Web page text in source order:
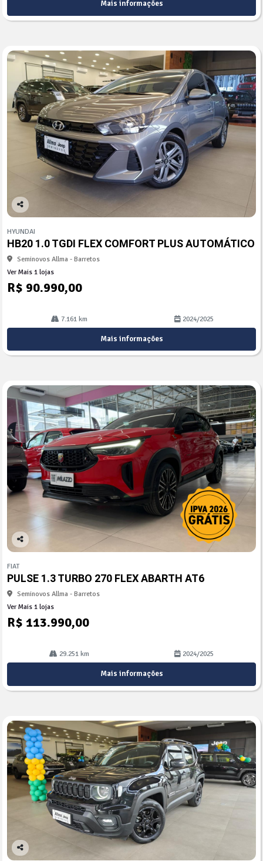
Mais informações
Co
arti
lhe
HYUNDAI
HB20 1.0 TGDI FLEX COMFORT PLUS AUTOMÁTICO
Seminovos Allma - Barretos
Ver Mais 1 lojas
R$ 90.990,00
7.161 km 2024/2025
Mais informações
Co
arti
lhe
FIAT
PULSE 1.3 TURBO 270 FLEX ABARTH AT6
Seminovos Allma - Barretos
Ver Mais 1 lojas
R$ 113.990,00
29.251 km 2024/2025
Mais informações
Co